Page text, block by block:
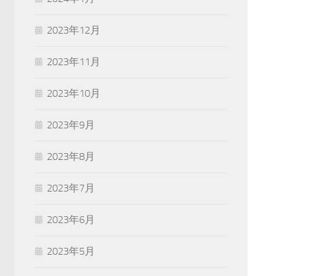
2023年12月
2023年11月
2023年10月
2023年9月
2023年8月
2023年7月
2023年6月
2023年5月